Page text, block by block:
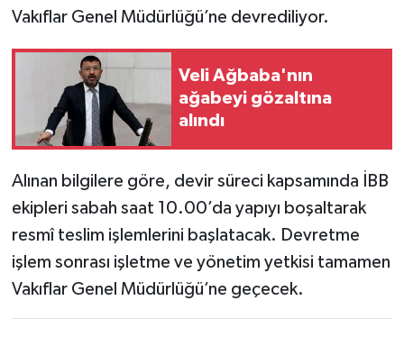
Vakıflar Genel Müdürlüğü’ne devrediliyor.
Veli Ağbaba'nın
ağabeyi gözaltına
alındı
Alınan bilgilere göre, devir süreci kapsamında İBB
ekipleri sabah saat 10.00’da yapıyı boşaltarak
resmî teslim işlemlerini başlatacak. Devretme
işlem sonrası işletme ve yönetim yetkisi tamamen
Vakıflar Genel Müdürlüğü’ne geçecek.